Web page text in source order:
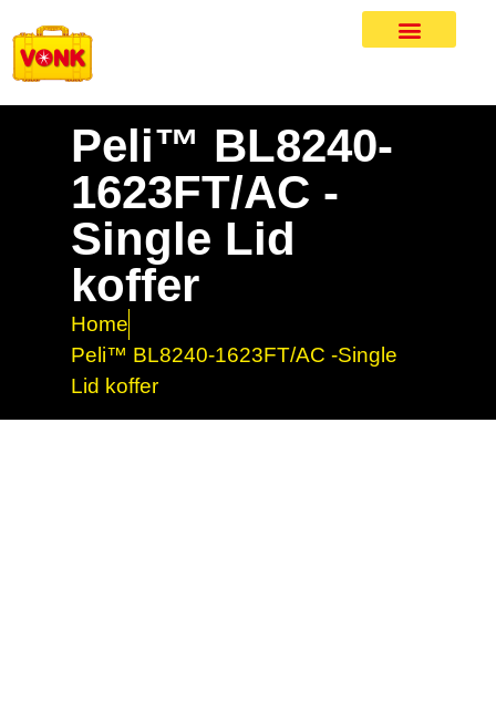
Peli™ BL8240-
1623FT/AC -
Single Lid
koffer
Home
Peli™ BL8240-1623FT/AC -Single
Lid koffer